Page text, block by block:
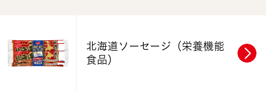
北海道ソーセージ （栄養機能
食品）